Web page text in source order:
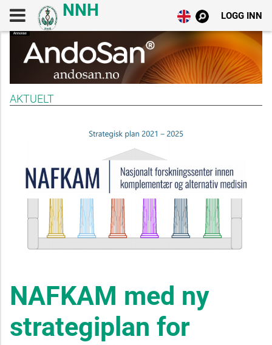
LOGG INN
AKTUELT
NAFKAM med ny
strategiplan for